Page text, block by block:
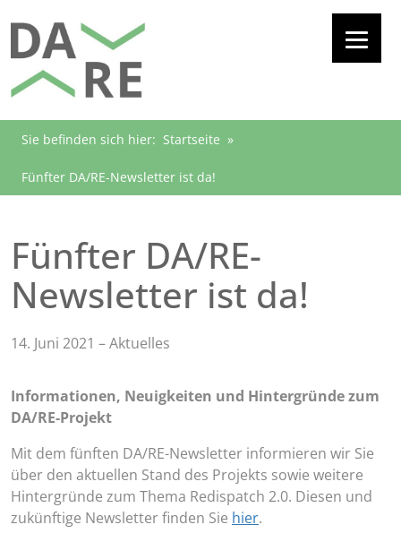
Sie befinden sich hier: Startseite »
Fünfter DA/RE-Newsletter ist da!
Fünfter DA/RE-
Newsletter ist da!
14. Juni 2021 – Aktuelles
Informationen, Neuigkeiten und Hintergründe zum
DA/RE-Projekt
Mit dem fünften DA/RE-Newsletter informieren wir Sie
über den aktuellen Stand des Projekts sowie weitere
Hintergründe zum Thema Redispatch 2.0. Diesen und
zukünftige Newsletter finden Sie hier.